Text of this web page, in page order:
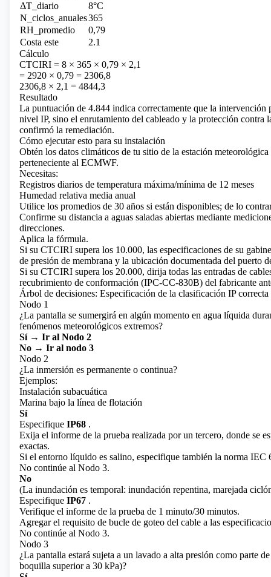
ΔT_diario
8°C
N_ciclos_anuales365
RH_promedio
0,79
Costa este
2.1
Cálculo
CTCIRI = 8 × 365 × 0,79 × 2,1
= 2920 × 0,79 = 2306,8
2306,8 × 2,1 = 4844,3
Resultado
La puntuación de 4.844 indica correctamente que la intervención
nivel IP, sino el enrutamiento del cableado y la protección contra
confirmó la remediación.
Cómo ejecutar esto para su instalación
Obtén los datos climáticos de tu sitio de la estación
perteneciente al ECMWF.
Necesitas:
Registros diarios de temperatura máxima/mínima de 12 meses
Humedad relativa media anual
Utilice los promedios de 30 años si están disponibles; de lo
Confirme su distancia a aguas saladas abiertas mediante
direcciones.
Aplica la fórmula.
Si su CTCIRI supera los 10.000, las especificaciones de su
de presión de membrana y la ubicación documentada del puerto
Si su CTCIRI supera los 20.000, dirija todas las entradas de
recubrimiento de conformación (IPC-CC-830B) del fabricante
Árbol de decisiones: Especificación de la clasificación IP correcta
Nodo 1
¿La pantalla se sumergirá en algún momento en agua líquida
fenómenos meteorológicos extremos?
Sí → Ir al Nodo 2
No → Ir al nodo 3
Nodo 2
¿La inmersión es permanente o continua?
Ejemplos:
Instalación subacuática
Marina bajo la línea de flotación
Sí
Especifique IP68 .
Exija el informe de la prueba realizada por un tercero, donde se
exactas.
Si el entorno líquido es salino, especifique también la norma IEC
No continúe al Nodo 3.
No
(La inundación es temporal: inundación repentina, marejada
Especifique IP67 .
Verifique el informe de la prueba de 1 minuto/30 minutos.
Agregar el requisito de bucle de goteo del cable a las
No continúe al Nodo 3.
Nodo 3
¿La pantalla estará sujeta a un lavado a alta presión como parte
boquilla superior a 30 kPa)?